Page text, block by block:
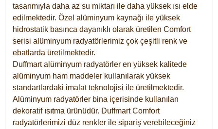
tasarımıyla daha az su miktarı ile daha yüksek ısı elde
edilmektedir. Özel alüminyum kaynağı ile yüksek
hidrostatik basınca dayanıklı olarak üretilen Comfort
serisi alüminyum radyatörlerimiz çok çeşitli renk ve
ebatlarda üretilmektedir.
Duffmart alüminyum radyatörler en yüksek kalitede
alüminyum ham maddeler kullanılarak yüksek
standartlardaki imalat teknolojisi ile üretilmektedir.
Alüminyum radyatörler bina içerisinde kullanılan
dekoratif ısıtma ürünüdür. Duffmart Comfort
radyatörlerimizi düz renkler ile sipariş verebileceğiniz